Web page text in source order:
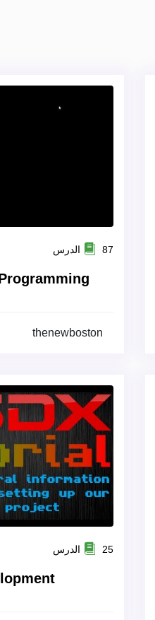
87 الدرس
thenewboston
25 الدرس